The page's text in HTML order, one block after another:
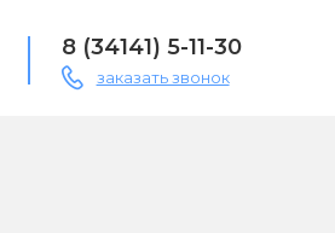
8 (34141) 5-11-30
заказать звонок